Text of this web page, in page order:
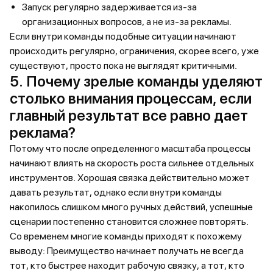
Запуск регулярно задерживается из-за
организационных вопросов, а не из-за рекламы.
Если внутри команды подобные ситуации начинают
происходить регулярно, ограничения, скорее всего, уже
существуют, просто пока не выглядят критичными.
5. Почему зрелые команды уделяют
столько внимания процессам, если
главный результат все равно дает
реклама?
Потому что после определенного масштаба процессы
начинают влиять на скорость роста сильнее отдельных
инструментов. Хорошая связка действительно может
давать результат, однако если внутри команды
накопилось слишком много ручных действий, успешные
сценарии постепенно становится сложнее повторять.
Со временем многие команды приходят к похожему
выводу: Преимущество начинает получать не всегда
тот, кто быстрее находит рабочую связку, а тот, кто